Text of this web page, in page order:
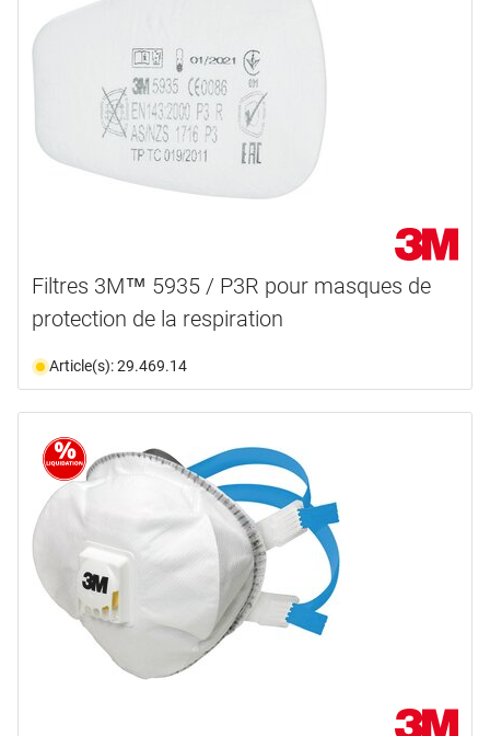
Filtres 3M™ 5935 / P3R pour masques de
protection de la respiration
Article(s): 29.469.14